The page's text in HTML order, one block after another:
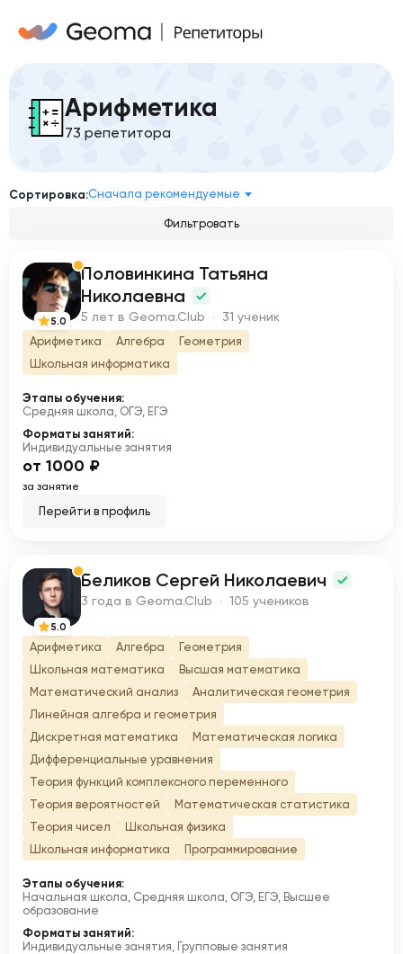
Арифметика
73 репетитора
Сортировка:Сначала рекомендуемые
Фильтровать
П
5.0
Половинкина Татьяна
Николаевна
5 лет в Geoma.Club · 31 ученик
Арифметика Алгебра
Геометрия
Школьная информатика
Этапы обучения:
Средняя школа, ОГЭ, ЕГЭ
Форматы занятий:
Индивидуальные занятия
от 1000 ₽
за занятие
Перейти в профиль
Б
5.0
Беликов Сергей Николаевич
3 года в Geoma.Club · 105 учеников
Арифметика Алгебра
Геометрия
Школьная математика
Высшая математика
Математический анализ
Аналитическая геометрия
Линейная алгебра и геометрия
Дискретная математика
Математическая логика
Дифференциальные уравнения
Теория функций комплексного переменного
Теория вероятностей
Математическая статистика
Теория чисел
Школьная физика
Школьная информатика
Программирование
Этапы обучения:
Начальная школа, Средняя школа, ОГЭ, ЕГЭ, Высшее
образование
Форматы занятий:
Индивидуальные занятия, Групповые занятия